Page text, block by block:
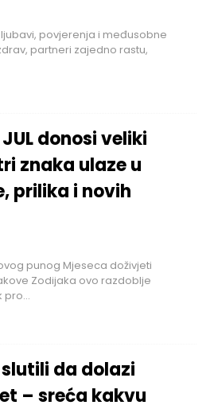
povjerenja i međusobne
partneri zajedno rastu,
donosi veliki
znaka ulaze u
prilika i novih
punog Mjeseca doživjeti
Zodijaka ovo razdoblje
pro...
slutili da dolazi
– sreća kakvu